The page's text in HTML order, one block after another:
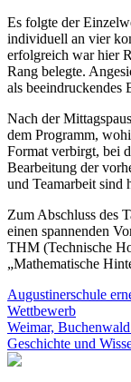
Es folgte der
individuell an vier
erfolgreich war hier
Rang belegte.
als beeindruckendes
Nach der
dem Programm,
Format verbirgt, bei
Bearbeitung der
und Teamarbeit sind
Zum Abschluss des
einen spannenden
THM (Technische
„Mathematische
Augustinerschule
Wettbewerb
Weimar,
Geschichte und